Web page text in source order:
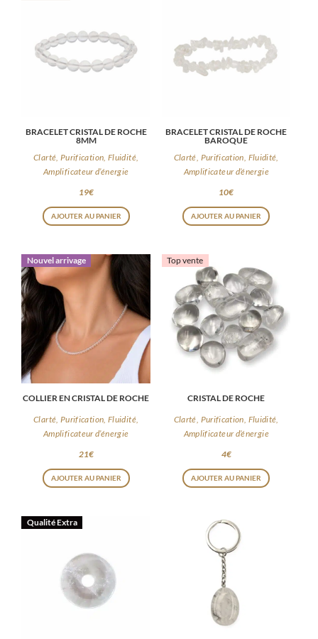
BRACELET CRISTAL DE ROCHE
8MM
Clarté, Purification, Fluidité,
Amplificateur d’énergie
19€
AJOUTER AU PANIER
BRACELET CRISTAL DE ROCHE
BAROQUE
Clarté, Purification, Fluidité,
Amplificateur d’énergie
10€
AJOUTER AU PANIER
Nouvel arrivage
COLLIER EN CRISTAL DE ROCHE
Clarté, Purification, Fluidité,
Amplificateur d’énergie
21€
AJOUTER AU PANIER
Top vente
CRISTAL DE ROCHE
Clarté, Purification, Fluidité,
Amplificateur d’énergie
4€
AJOUTER AU PANIER
Qualité Extra